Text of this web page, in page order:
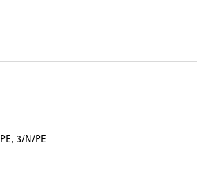
3/N/PE